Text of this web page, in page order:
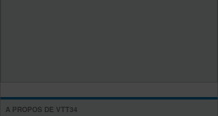
A PROPOS DE VTT34